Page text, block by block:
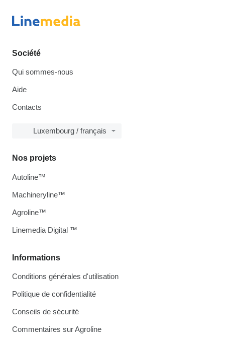
Société
Qui sommes-nous
Aide
Contacts
Luxembourg / français
Informations
Conditions générales d'utilisation
Politique de confidentialité
Conseils de sécurité
Commentaires sur Agroline
Nos projets
Autoline™
Machineryline™
Agroline™
Linemedia Digital ™